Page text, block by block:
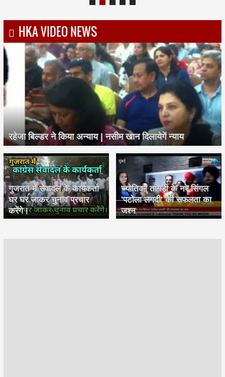
HKA VIDEO NEWS
रहेजा बिल्डर ने किया अन्याय | नसीम खान दिलायेगें न्याय
गुजरात में सेवादल के कार्यकर्ता
घर घर जाकर चुनाव प्रचार
करेंगे।
ज्योतिका तांगड़ी के नए सिंगल
'पटोला लगदी' की सफलता का
जश्न